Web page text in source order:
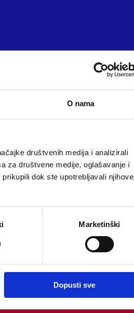
O nama
društvenih medija i analizirali
za društvene medije, oglašavanje i
dok ste upotrebljavali njihove
Marketinški
Dopusti sve